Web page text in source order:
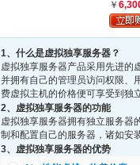
￥
1、什么是虚拟独享服务器？
虚拟独享服务器产品采用先进的
并拥有自己的管理员访问权限、
费虚拟主机的价格便可享受到独
2、虚拟独享服务器的功能
虚拟独享服务器拥有独立服务器
制和配置自己的服务器，诸如安
3、虚拟独享服务器的优势